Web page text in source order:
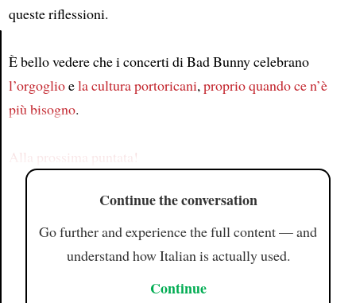
queste riflessioni.
È bello vedere che i concerti di Bad Bunny celebrano
l’orgoglioela cultura portoricani,proprio quando ce n’è
più bisogno.
Alla prossima puntata!
Continue the conversation
Go further and experience the full content — and
understand how Italian is actually used.
Continue